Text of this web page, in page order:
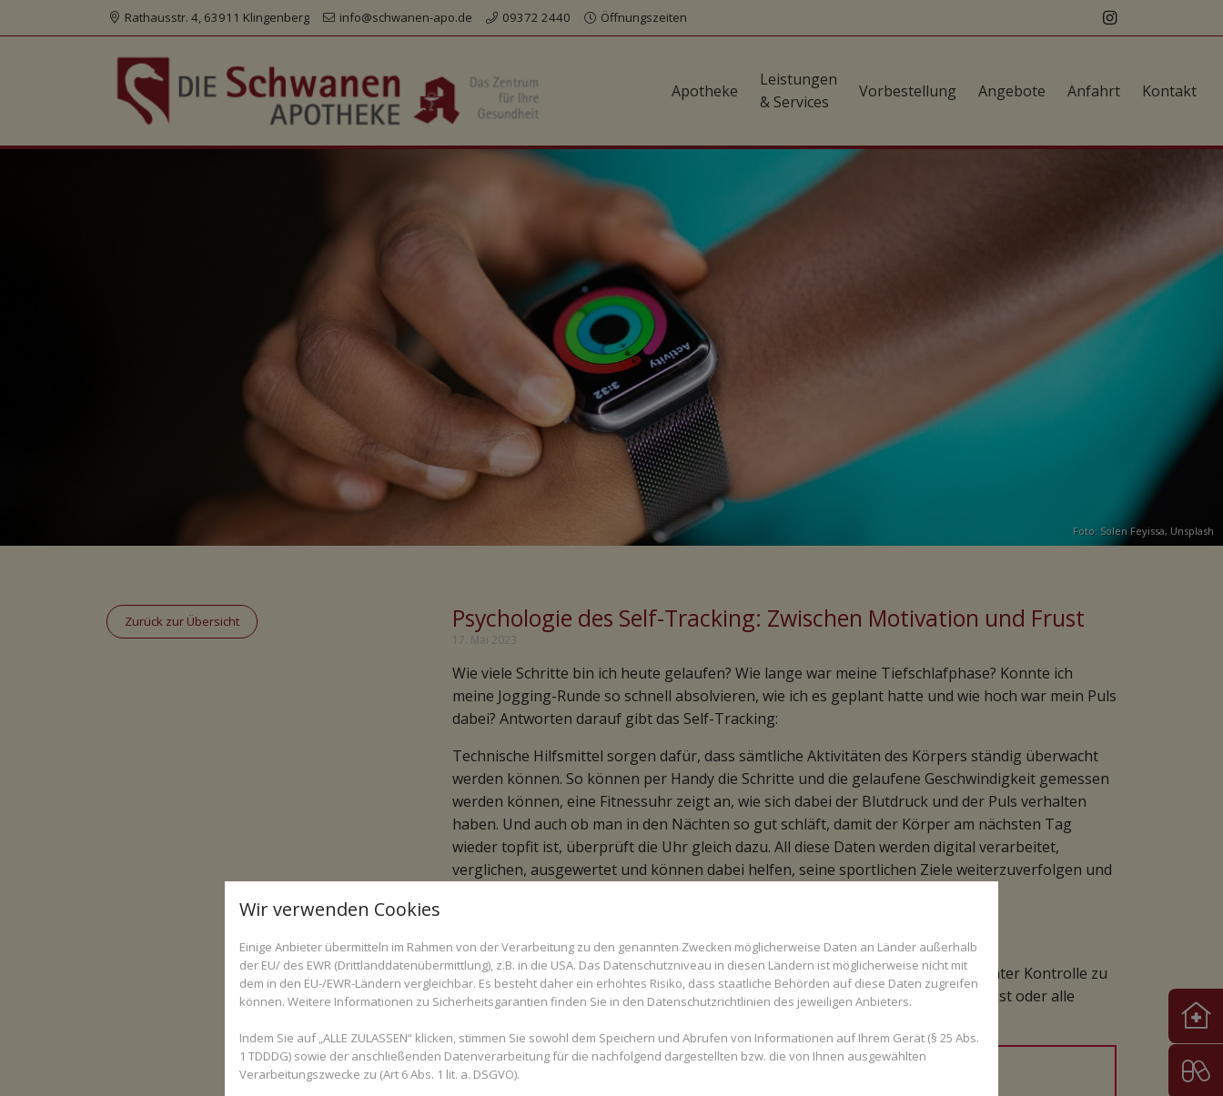
Rathausstr. 4, 63911 Klingenberg info@schwanen-apo.de 09372 2440 Öffnungszeiten
Apotheke
Leistungen
& Services
Vorbestellung Angebote Anfahrt Kontakt
Foto: Solen Feyissa, Unsplash
Zurück zur Übersicht Psychologie des Self-Tracking: Zwischen Motivation und Frust
17. Mai 2023
Wie viele Schritte bin ich heute gelaufen? Wie lange war meine Tiefschlafphase? Konnte ich
meine Jogging-Runde so schnell absolvieren, wie ich es geplant hatte und wie hoch war mein Puls
dabei? Antworten darauf gibt das Self-Tracking:
Technische Hilfsmittel sorgen dafür, dass sämtliche Aktivitäten des Körpers ständig überwacht
werden können. So können per Handy die Schritte und die gelaufene Geschwindigkeit gemessen
werden können, eine Fitnessuhr zeigt an, wie sich dabei der Blutdruck und der Puls verhalten
haben. Und auch ob man in den Nächten so gut schläft, damit der Körper am nächsten Tag
wieder topfit ist, überprüft die Uhr gleich dazu. All diese Daten werden digital verarbeitet,
verglichen, ausgewertet und können dabei helfen, seine sportlichen Ziele weiterzuverfolgen und
Aber hat es wirklich nur Vorteile, sich und seinen Körper ständig vermeintlich unter Kontrolle zu
haben? Was, wenn die Daten einem vor Augen führen, dass die Disziplin nachlässt oder alle
Sie haben Fragen zu Self-Tracking oder anderen allgemeinen
Wir verwenden Cookies
Einige Anbieter übermitteln im Rahmen von der Verarbeitung zu den genannten Zwecken möglicherweise Daten an Länder außerhalb
der EU/ des EWR (Drittlanddatenübermittlung), z.B. in die USA. Das Datenschutzniveau in diesen Ländern ist möglicherweise nicht mit
dem in den EU-/EWR-Ländern vergleichbar. Es besteht daher ein erhöhtes Risiko, dass staatliche Behörden auf diese Daten zugreifen
können. Weitere Informationen zu Sicherheitsgarantien finden Sie in den Datenschutzrichtlinien des jeweiligen Anbieters.
Indem Sie auf „ALLE ZULASSEN“ klicken, stimmen Sie sowohl dem Speichern und Abrufen von Informationen auf Ihrem Gerät (§ 25 Abs.
1 TDDDG) sowie der anschließenden Datenverarbeitung für die nachfolgend dargestellten bzw. die von Ihnen ausgewählten
Verarbeitungszwecke zu (Art 6 Abs. 1 lit. a. DSGVO).